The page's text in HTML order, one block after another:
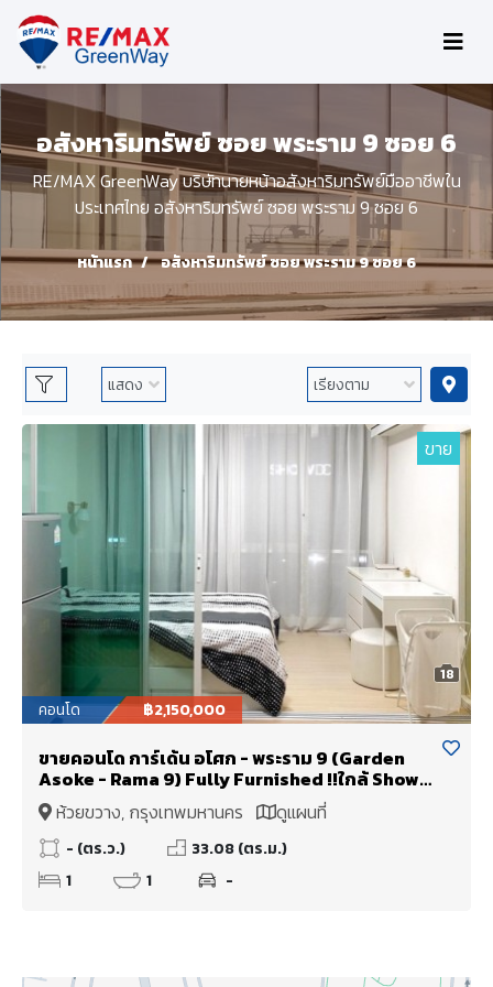
อสังหาริมทรัพย์ ซอย พระราม 9 ซอย 6
RE/MAX GreenWay บริษัทนายหน้าอสังหาริมทรัพย์มืออาชีพใน
ประเทศไทย อสังหาริมทรัพย์ ซอย พระราม 9 ซอย 6
หน้าแรก อสังหาริมทรัพย์ ซอย พระราม 9 ซอย 6
18
ขาย
คอนโด ฿2,150,000
ขายคอนโด การ์เด้น อโศก - พระราม 9 (Garden
Asoke - Rama 9) Fully Furnished !!ใกล้ Show
DC, RCA เพียง 500 เมตร
ห้วยขวาง, กรุงเทพมหานคร ดูแผนที่
- (ตร.ว.)
33.08 (ตร.ม.)
1
1 -